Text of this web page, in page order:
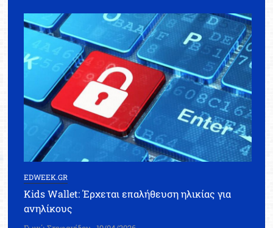
EDWEEK.GR
Kids Wallet: Έρχεται επαλήθευση ηλικίας για
ανηλίκους